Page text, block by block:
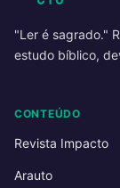
"Ler é sagrado."
estudo bíblico,
CONTEÚDO
Revista Impacto
Arauto